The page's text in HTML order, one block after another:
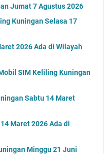
Jumat 7 Agustus 2026
Kuningan Selasa 17
2026 Ada di Wilayah
SIM Keliling Kuningan
Sabtu 14 Maret
Maret 2026 Ada di
Minggu 21 Juni